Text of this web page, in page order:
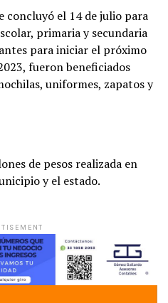
concluyó el 14 de julio para
primaria y secundaria
para iniciar el próximo
fueron beneficiados
uniformes, zapatos y
de pesos realizada en
y el estado.